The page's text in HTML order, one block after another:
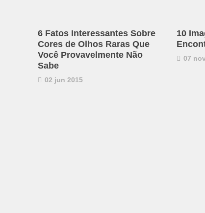
6 Fatos Interessantes Sobre
Cores de Olhos Raras Que
Você Provavelmente Não
Sabe
02 jun 2015
10
07